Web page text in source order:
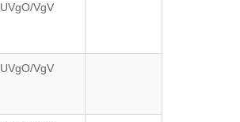
UVgO/VgV
UVgO/VgV